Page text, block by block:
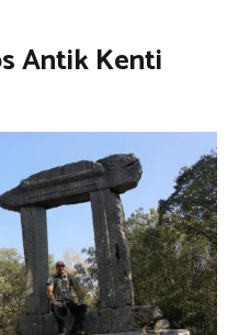
Antik Kenti